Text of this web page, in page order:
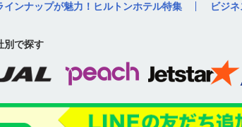
インナップが魅力！ヒルトンホテル特集 ビジ
別で探す